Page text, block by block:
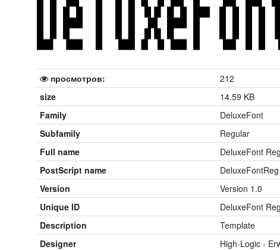
просмотров:
212
size
14.59 KB
Family
DeluxeFont
Subfamily
Regular
Full name
DeluxeFont
PostScript name
DeluxeFontReg
Version
Version 1.0
Unique ID
DeluxeFont
Description
Template
Designer
High-Logic -